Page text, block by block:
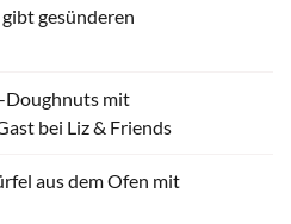
gesünderen
Doughnuts mit
bei Liz & Friends
aus dem Ofen mit